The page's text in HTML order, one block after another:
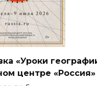
«Уроки
центре «Россия»